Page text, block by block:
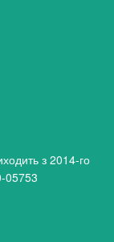
з 2014-го
05753